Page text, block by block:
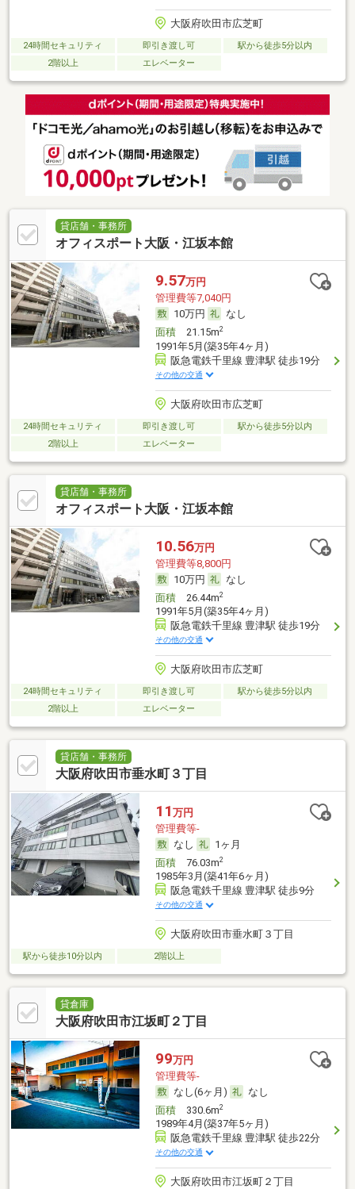
大阪府吹田市広芝町
24時間セキュリティ 即引き渡し可
駅から徒歩5分以内
2階以上
エレベーター
貸店舗・事務所
オフィスポート大阪・江坂本館
9.57万円
管理費等7,040円
10万円
なし
面積21.15m2
1991年5月(築35年4ヶ月)
阪急電鉄千里線 豊津駅 徒歩19分
その他の交通
大阪府吹田市広芝町
24時間セキュリティ 即引き渡し可
駅から徒歩5分以内
2階以上
エレベーター
貸店舗・事務所
オフィスポート大阪・江坂本館
10.56万円
管理費等8,800円
10万円
なし
面積26.44m2
1991年5月(築35年4ヶ月)
阪急電鉄千里線 豊津駅 徒歩19分
その他の交通
大阪府吹田市広芝町
24時間セキュリティ 即引き渡し可
駅から徒歩5分以内
2階以上
エレベーター
貸店舗・事務所
大阪府吹田市垂水町３丁目
11 万円
管理費等-
なし
1ヶ月
面積76.03m2
1985年3月(築41年6ヶ月)
阪急電鉄千里線 豊津駅 徒歩9分
その他の交通
大阪府吹田市垂水町３丁目
駅から徒歩10分以内 2階以上
貸倉庫
大阪府吹田市江坂町２丁目
99万円
管理費等-
なし(6ヶ月)
なし
面積330.6m2
1989年4月(築37年5ヶ月)
阪急電鉄千里線 豊津駅 徒歩22分
その他の交通
大阪府吹田市江坂町２丁目